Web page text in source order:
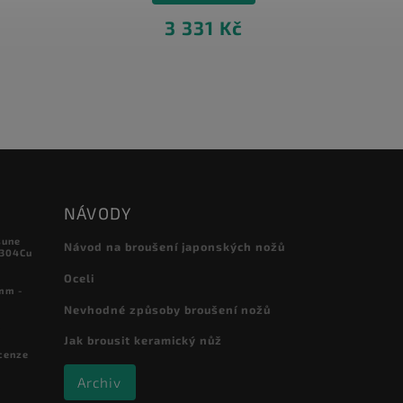
3 331 Kč
-
NÁVODY
Návod na broušení japonských nožů
Oceli
Nevhodné způsoby broušení nožů
Jak brousit keramický nůž
Archiv